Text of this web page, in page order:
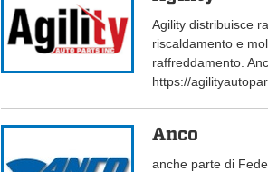
Agility distribuisce
riscaldamento e
raffreddamento.
https://
Anco
anche parte di